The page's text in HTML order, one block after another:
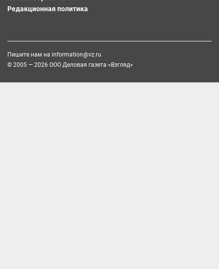
Редакционная политика
Пишите нам на information@vz.ru
© 2005 — 2026 ООО Деловая газета «Взгляд»